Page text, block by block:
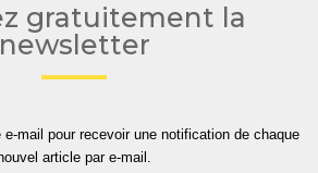
gratuitement la
newsletter
mail pour recevoir une notification de chaque
article par e-mail.